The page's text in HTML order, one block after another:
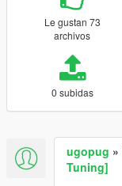
Le gustan 73
archivos
0 subidas
ugopug »
Tuning]